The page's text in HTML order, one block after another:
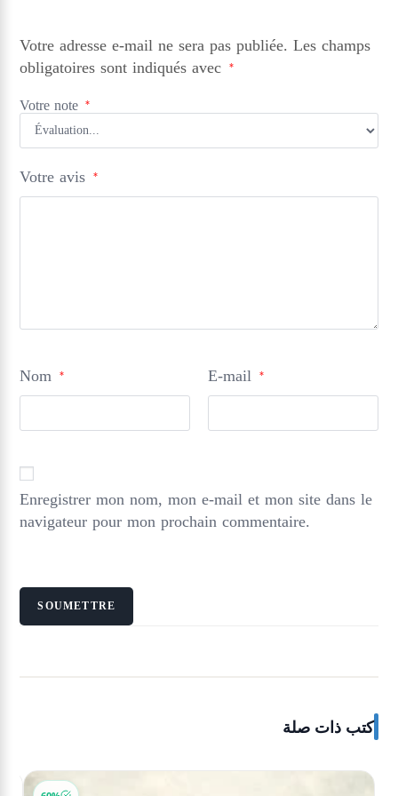
Votre adresse e-mail ne sera pas publiée. Les champs
obligatoires sont indiqués avec *
Votre note *
Votre avis *
Nom * E-mail *
Enregistrer mon nom, mon e-mail et mon site dans le
navigateur pour mon prochain commentaire.
كتب ذات صلة